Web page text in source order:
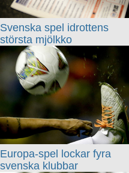
Svenska spel idrottens
största mjölkko
Europa-spel lockar fyra
svenska klubbar